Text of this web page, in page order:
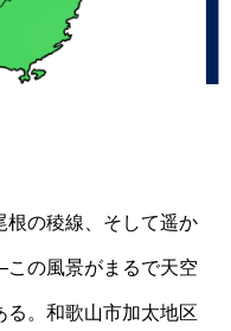
根の稜線、そして遥か
の風景がまるで天空
る。和歌山市加太地区